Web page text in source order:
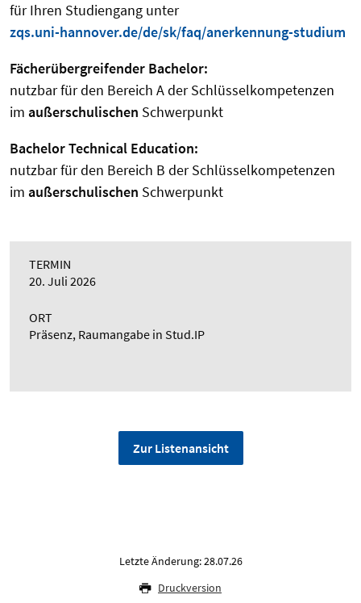
für Ihren Studiengang unter
zqs.uni-hannover.de/de/sk/faq/anerkennung-studium
Fächerübergreifender Bachelor:
nutzbar für den Bereich A der Schlüsselkompetenzen
im außerschulischen Schwerpunkt
Bachelor Technical Education:
nutzbar für den Bereich B der Schlüsselkompetenzen
im außerschulischen Schwerpunkt
TERMIN
20. Juli 2026
ORT
Präsenz, Raumangabe in Stud.IP
Zur Listenansicht
Letzte Änderung: 28.07.26
Druckversion